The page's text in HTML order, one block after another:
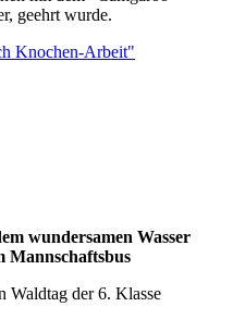
geehrt wurde.
Knochen-Arbeit"
wundersamen Wasser
Mannschaftsbus
Waldtag der 6. Klasse